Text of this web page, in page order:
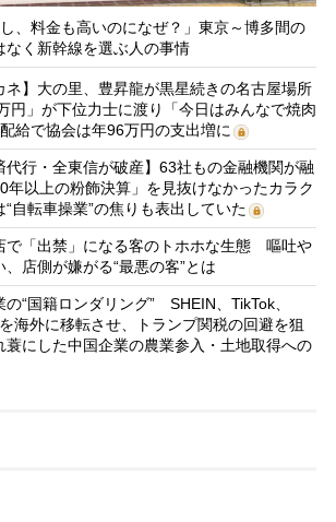
し、料金も高いのになぜ？」東京～博多間の
なく新幹線を選ぶ人の事情
ネ】大の里、豊昇龍が黒星続きの名古屋場所
円」が下位力士に渡り「今日はみんなで焼肉
給で協会は年96万円の支出増に
代行・全東信が破産】63社もの金融機関が融
年以上の粉飾決算」を見抜けなかったカラク
自転車操業”の焦りも表出していた
で「出禁」になる客のトホホな生態 嘔吐や
店側が嫌がる“最悪の客”とは
“国籍ロンダリング” SHEIN、TikTok、
海外に移転させ、トランプ関税の回避を狙
にした中国企業の農業参入・土地取得への